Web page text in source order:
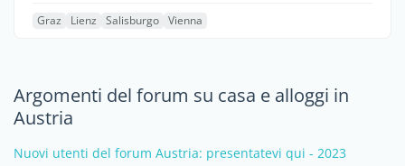
Graz Lienz Salisburgo Vienna
Argomenti del forum su casa e alloggi in
Austria
Nuovi utenti del forum Austria: presentatevi qui - 2023